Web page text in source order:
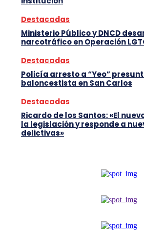
Destacadas
Ministerio Público y DNCD
narcotráfico en Operación
Destacadas
Policía arresto a “Yeo”
baloncestista en San Carlos
Destacadas
Ricardo de los Santos: «El
la legislación y responde a
delictivas»